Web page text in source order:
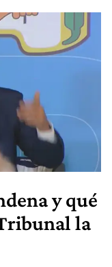
y qué
la